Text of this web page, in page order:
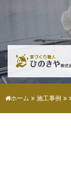
ホーム 施工事例